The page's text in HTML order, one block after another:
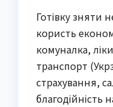
Готівку зняти
користь
комуналка,
транспорт
страхування,
благодійність